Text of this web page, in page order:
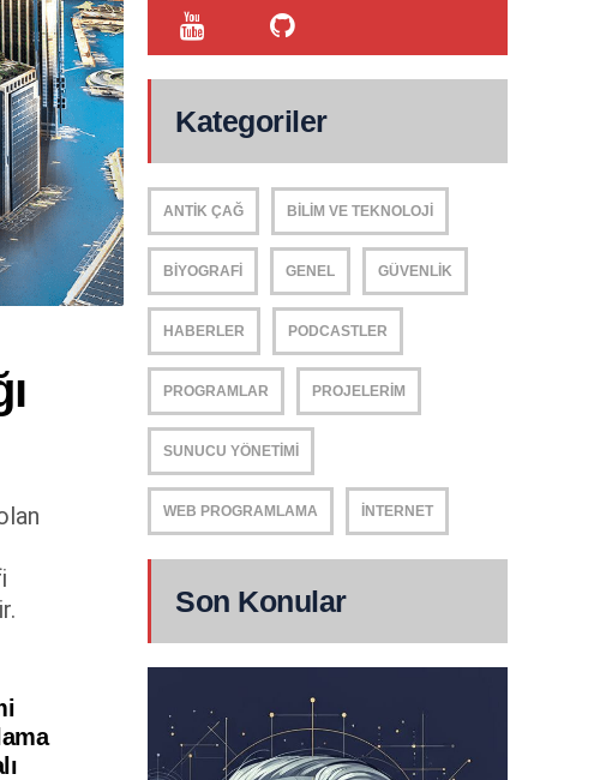
Kategoriler
ANTIK ÇAĞ BILIM VE TEKNOLOJI
BIYOGRAFI GENEL GÜVENLIK
HABERLER PODCASTLER
PROGRAMLAR PROJELERIM
SUNUCU YÖNETIMI
WEB PROGRAMLAMA İNTERNET
Son Konular